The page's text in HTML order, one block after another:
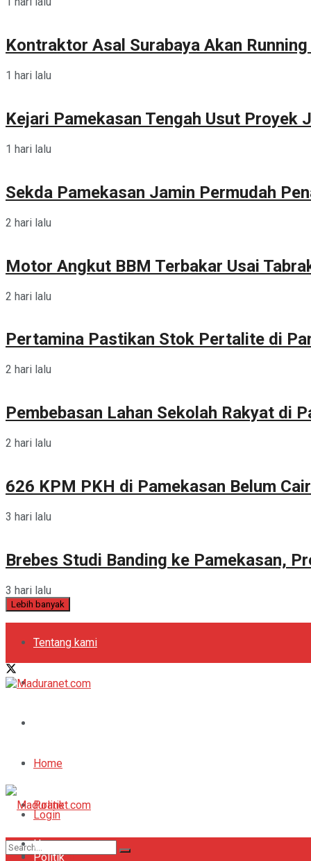
Kontraktor Asal Surabaya Akan
1 hari lalu
Kejari Pamekasan Tengah Usut Proyek
1 hari lalu
Sekda Pamekasan Jamin Permudah
2 hari lalu
Motor Angkut BBM Terbakar Usai
2 hari lalu
Pertamina Pastikan Stok Pertalite di
2 hari lalu
Pembebasan Lahan Sekolah Rakyat di
2 hari lalu
626 KPM PKH di Pamekasan Belum
3 hari lalu
Brebes Studi Banding ke Pamekasan,
3 hari lalu
Lebih banyak
Tentang kami
Kebijakan Privasi
Periklanan
Login
Register
Home
Politik
Bola
Home
Politik